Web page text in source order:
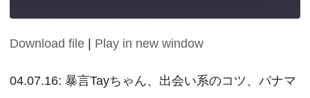
SHARE
LINK
Download file Play in new window
04.07.16: 暴言Tayちゃん、出会い系のコツ、パナマ